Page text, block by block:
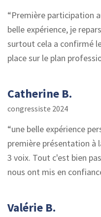
Première participation
belle expérience, je
surtout cela a confirmé
place sur le plan
Catherine B.
congressiste 2024
une belle expérience
première présentation à
3 voix. Tout c'est bien
nous ont mis en
Valérie B.